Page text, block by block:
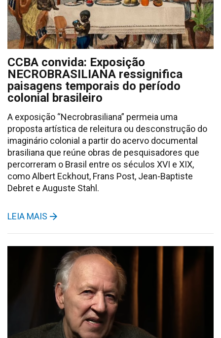
CCBA convida: Exposição
NECROBRASILIANA ressignifica
paisagens temporais do período
colonial brasileiro
A exposição “Necrobrasiliana” permeia uma
proposta artística de releitura ou desconstrução do
imaginário colonial a partir do acervo documental
brasiliana que reúne obras de pesquisadores que
percorreram o Brasil entre os séculos XVI e XIX,
como Albert Eckhout, Frans Post, Jean-Baptiste
Debret e Auguste Stahl.
LEIA MAIS